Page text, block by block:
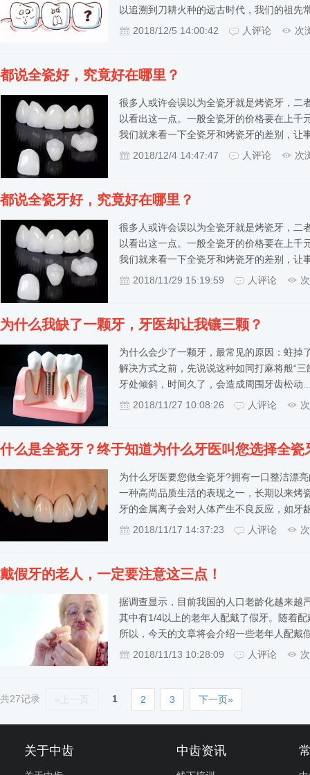
以追溯到刀耕火种的远古时代，我们的祖
2018/12/5 14:00:42
人评论 次
都说全瓷好，究竟好在哪里？
很多人或许会误以为全瓷牙就是烤瓷牙，二
以看出这一点。一般全瓷牙的价格要在上
我们就来看一下全瓷牙和烤瓷牙的差别，
2018/12/4 14:47:47
人评论 次
都说全瓷牙好，究竟好在哪里？
很多人或许会误以为全瓷牙就是烤瓷牙，二
以看出这一点。一般全瓷牙的价格要在上
我们就来看一下全瓷牙和烤瓷牙的差别，
2018/11/29 15:19:59
人评论
为什么我缺了一颗牙，牙医却让我镶三颗？
为什么会少了一颗牙，最常见的原因：蛀掉
解决方式之前，先说说这种如同打麻将般“
牙处倾斜，时间久了，会造成周围牙齿松
2018/11/27 10:08:26
人评论
什么是全瓷牙？终于知道为什么牙医叫您选择全瓷
为什么牙医要您做全瓷牙?拥有一口整洁漂
一种高尚品质生活的表现之一，长期以来烤
牙的金属离子会对人体产生不良反应，如
2018/11/17 14:37:23
人评论
戴假牙的老人，一定要注意这三点！
据调查显示，目前我国的人口老龄化越来越
其中有1/4以上的老年人配戴了假牙。随着
所以，今天的文章将会介绍一些老年人配
2018/11/13 10:28:09
人评论
共27记录 «上一页 1 2 3 下一页»
关于中齿 中齿资讯